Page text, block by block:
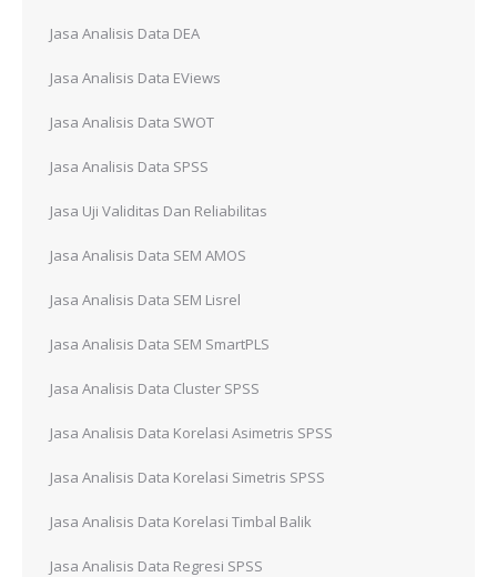
Jasa Analisis Data DEA
Jasa Analisis Data EViews
Jasa Analisis Data SWOT
Jasa Analisis Data SPSS
Jasa Uji Validitas Dan Reliabilitas
Jasa Analisis Data SEM AMOS
Jasa Analisis Data SEM Lisrel
Jasa Analisis Data SEM SmartPLS
Jasa Analisis Data Cluster SPSS
Jasa Analisis Data Korelasi Asimetris SPSS
Jasa Analisis Data Korelasi Simetris SPSS
Jasa Analisis Data Korelasi Timbal Balik
Jasa Analisis Data Regresi SPSS